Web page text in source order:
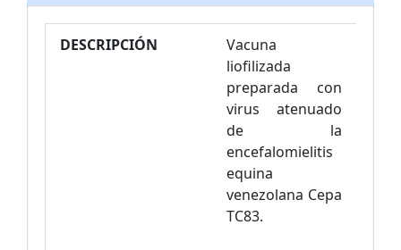
DESCRIPCIÓN
Vacuna
liofilizada
preparada con
virus atenuado
de la
encefalomielitis
equina
venezolana Cepa
TC83.